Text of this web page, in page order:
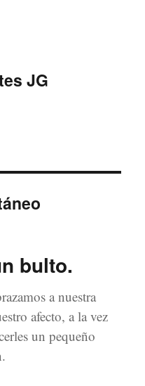
JG
bulto.
a nuestra
afecto, a la vez
un pequeño